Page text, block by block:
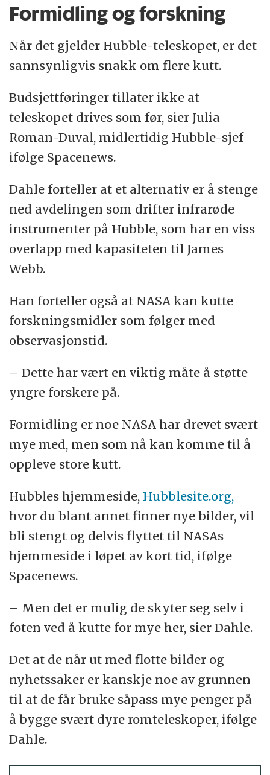
Formidling og forskning
Når det gjelder Hubble-teleskopet, er det
sannsynligvis snakk om flere kutt.
Budsjettføringer tillater ikke at
teleskopet drives som før, sier Julia
Roman-Duval, midlertidig Hubble-sjef
ifølge Spacenews.
Dahle forteller at et alternativ er å stenge
ned avdelingen som drifter infrarøde
instrumenter på Hubble, som har en viss
overlapp med kapasiteten til James
Webb.
Han forteller også at NASA kan kutte
forskningsmidler som følger med
observasjonstid.
– Dette har vært en viktig måte å støtte
yngre forskere på.
Formidling er noe NASA har drevet svært
mye med, men som nå kan komme til å
oppleve store kutt.
Hubbles hjemmeside, Hubblesite.org,
hvor du blant annet finner nye bilder, vil
bli stengt og delvis flyttet til NASAs
hjemmeside i løpet av kort tid, ifølge
Spacenews.
– Men det er mulig de skyter seg selv i
foten ved å kutte for mye her, sier Dahle.
Det at de når ut med flotte bilder og
nyhetssaker er kanskje noe av grunnen
til at de får bruke såpass mye penger på
å bygge svært dyre romteleskoper, ifølge
Dahle.